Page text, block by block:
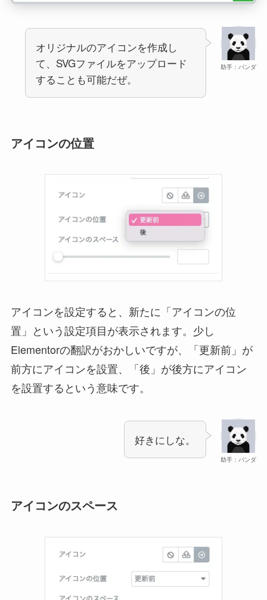
助手：パンダ
オリジナルのアイコンを作成し
て、SVGファイルをアップロード
することも可能だぜ。
アイコンの位置
アイコンを設定すると、新たに「アイコンの位
置」という設定項目が表示されます。少し
Elementorの翻訳がおかしいですが、「更新前」が
前方にアイコンを設置、「後」が後方にアイコン
を設置するという意味です。
助手：パンダ
好きにしな。
アイコンのスペース